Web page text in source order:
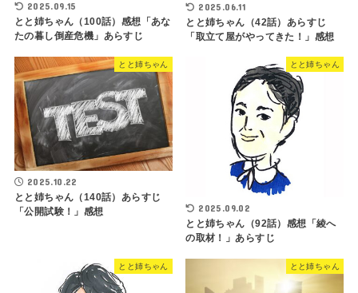
2025.09.15
とと姉ちゃん（100話）感想「あな
たの暮し倒産危機」あらすじ
2025.06.11
とと姉ちゃん（42話）あらすじ
「取立て屋がやってきた！」感想
とと姉ちゃん
2025.10.22
とと姉ちゃん（140話）あらすじ
「公開試験！」感想
とと姉ちゃん
2025.09.02
とと姉ちゃん（92話）感想「綾へ
の取材！」あらすじ
とと姉ちゃん とと姉ちゃん